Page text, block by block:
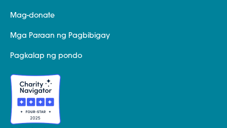
Mag-donate
Mga Paraan ng Pagbibigay
Pagkalap ng pondo